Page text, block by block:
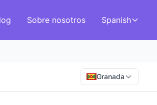
Sobre nosotros Spanish
Granada